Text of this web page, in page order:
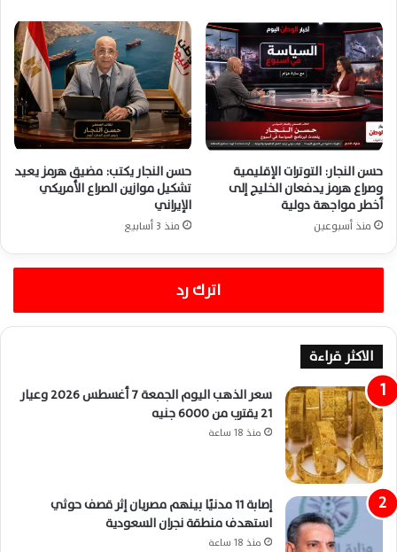
حسن النجار: التوترات الإقليمية
وصراع هرمز يدفعان الخليج إلى
أخطر مواجهة دولية
منذ أسبوعين
حسن النجار يكتب: مضيق هرمز يعيد
تشكيل موازين الصراع الأمريكي
الإيراني
منذ 3 أسابيع
اترك رد
الاكثر قراءة
سعر الذهب اليوم الجمعة 7 أغسطس 2026 وعيار
21 يقترب من 6000 جنيه
منذ 18 ساعة
إصابة 11 مدنيًا بينهم مصريان إثر قصف حوثي
استهدف منطقة نجران السعودية
منذ 18 ساعة